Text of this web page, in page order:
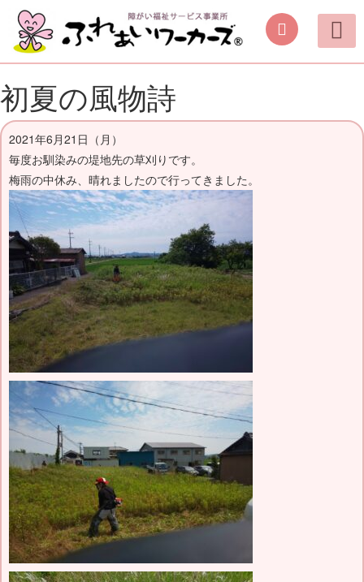
初夏の風物詩
2021年6月21日（月）
毎度お馴染みの堤地先の草刈りです。
梅雨の中休み、晴れましたので行ってきました。